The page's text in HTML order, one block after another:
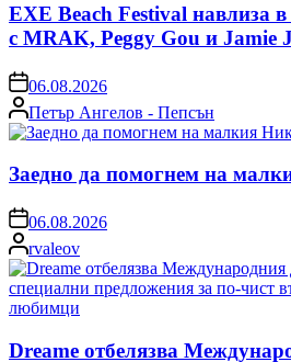
EXE Beach Festival навлиза
с MRAK, Peggy Gou и Jamie
on06.08.2026
Posted
by
Петър Ангелов - Пепсън
Заедно да помогнем на
on06.08.2026
Posted
by
rvaleov
Dreame отбелязва